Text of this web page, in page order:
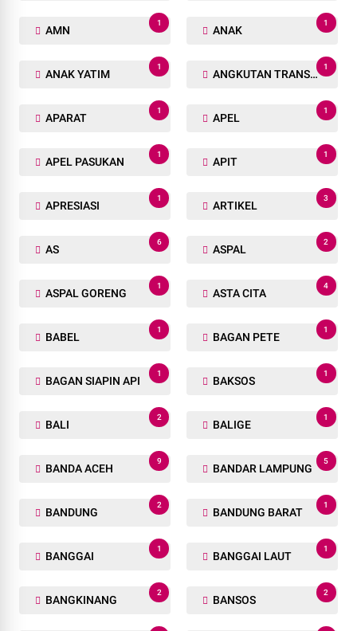
AMN
1
ANAK
1
ANAK YATIM
1
ANGKUTAN TRANSPORTASI
1
APARAT
1
APEL
1
APEL PASUKAN
1
APIT
1
APRESIASI
1
ARTIKEL
3
AS
6
ASPAL
2
ASPAL GORENG
1
ASTA CITA
4
BABEL
1
BAGAN PETE
1
BAGAN SIAPIN API
1
BAKSOS
1
BALI
2
BALIGE
1
BANDA ACEH
9
BANDAR LAMPUNG
5
BANDUNG
2
BANDUNG BARAT
1
BANGGAI
1
BANGGAI LAUT
1
BANGKINANG
2
BANSOS
2